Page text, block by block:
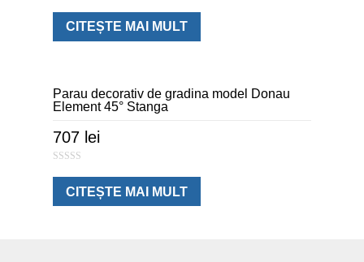
o
o
CITEȘTE MAI MULT
Parau decorativ de gradina model Donau
Element 45° Stanga
707 lei
o
o
CITEȘTE MAI MULT